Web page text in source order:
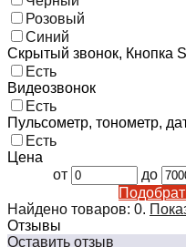
Розовый
Синий
Скрытый звонок, Кнопка
Есть
Видеозвонок
Есть
Пульсометр, тонометр,
Есть
Цена
от
до
Найдено товаров: 0.
Отзывы
Оставить отзыв